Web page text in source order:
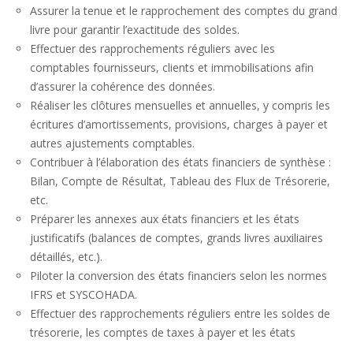
Assurer la tenue et le rapprochement des comptes du grand
livre pour garantir l’exactitude des soldes.
Effectuer des rapprochements réguliers avec les
comptables fournisseurs, clients et immobilisations afin
d’assurer la cohérence des données.
Réaliser les clôtures mensuelles et annuelles, y compris les
écritures d’amortissements, provisions, charges à payer et
autres ajustements comptables.
Contribuer à l’élaboration des états financiers de synthèse :
Bilan, Compte de Résultat, Tableau des Flux de Trésorerie,
etc.
Préparer les annexes aux états financiers et les états
justificatifs (balances de comptes, grands livres auxiliaires
détaillés, etc.).
Piloter la conversion des états financiers selon les normes
IFRS et SYSCOHADA.
Effectuer des rapprochements réguliers entre les soldes de
trésorerie, les comptes de taxes à payer et les états